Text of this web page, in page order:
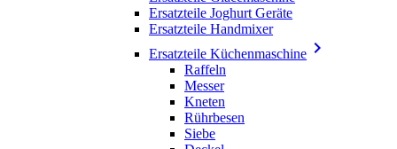
Ersatzteile Joghurt Geräte
Ersatzteile Handmixer
Ersatzteile Küchenmaschine 
Raffeln
Messer
Kneten
Rührbesen
Siebe